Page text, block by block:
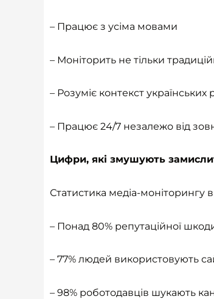
– Працює з усіма мовами
– Моніторить не тільки
– Розуміє контекст українських
– Працює 24/7 незалежо від
Цифри, які змушують
Статистика медіа-моніторингу
– Понад 80% репутаційної
– 77% людей використовують
– 98% роботодавців шукають